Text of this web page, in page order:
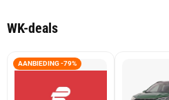
WK-deals
AANBIEDING -79%